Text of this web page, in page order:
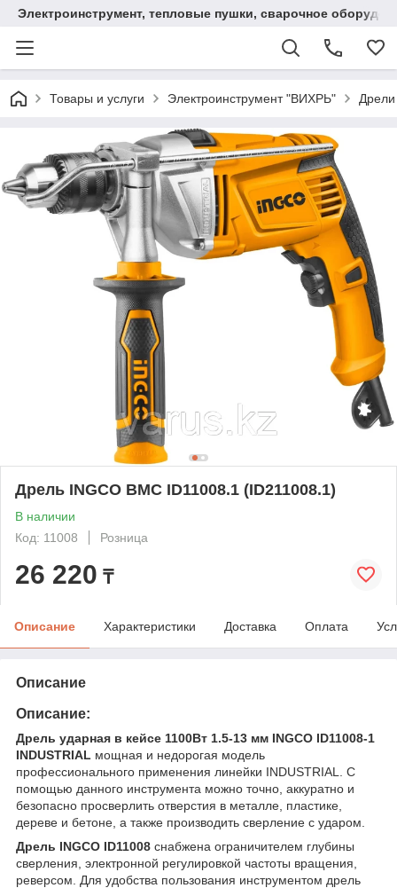
Электроинструмент, тепловые пушки, сварочное
Товары и услуги Электроинструмент "ВИХРЬ"
Дрель INGCO BMC ID11008.1 (ID211008.1)
В наличии
Код: 11008
Розница
26 220 ₸
Описание Характеристики Доставка Оплата
Описание
Описание:
Дрель ударная в кейсе 1100Вт 1.5-13 мм INGCO ID11008-1
INDUSTRIAL мощная и недорогая модель
профессионального применения линейки INDUSTRIAL. С
помощью данного инструмента можно точно, аккуратно и
безопасно просверлить отверстия в металле, пластике,
дереве и бетоне, а также производить сверление с ударом.
Дрель INGCO ID11008 снабжена ограничителем глубины
сверления, электронной регулировкой частоты вращения,
реверсом. Для удобства пользования инструментом дрель